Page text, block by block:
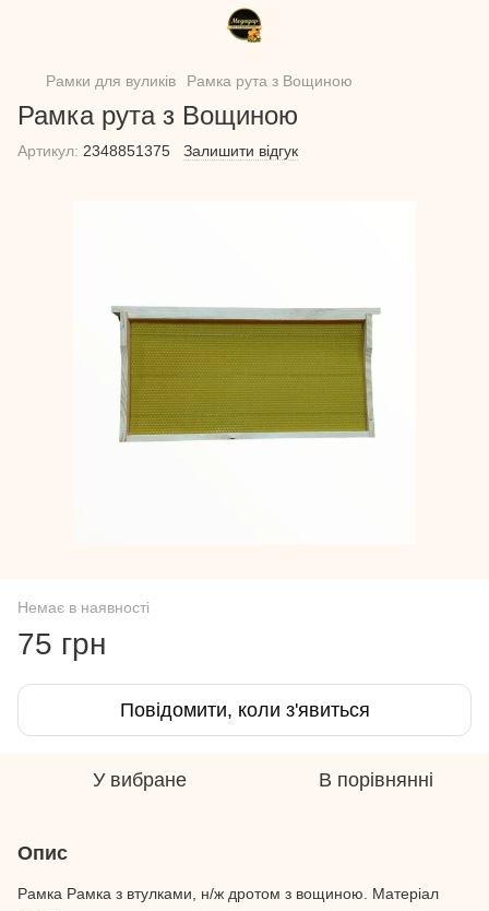
Рамки для вуликів Рамка рута з Вощиною
Рамка рута з Вощиною
Артикул: 2348851375 Залишити відгук
Немає в наявності
75 грн
Повідомити, коли з'явиться
У вибране В порівнянні
Опис
Рамка Рамка з втулками, н/ж дротом з вощиною. Матеріал